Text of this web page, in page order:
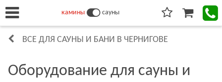
камины сауны
ВСЕ ДЛЯ САУНЫ И БАНИ В ЧЕРНИГОВЕ
Оборудование для сауны и